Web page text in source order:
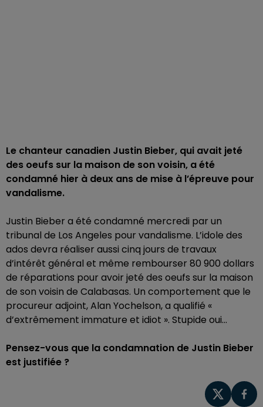
Le chanteur canadien Justin Bieber, qui avait jeté
des oeufs sur la maison de son voisin, a été
condamné hier à deux ans de mise à l’épreuve pour
vandalisme.
Justin Bieber a été condamné mercredi par un
tribunal de Los Angeles pour vandalisme. L’idole des
ados devra réaliser aussi cinq jours de travaux
d’intérêt général et même rembourser 80 900 dollars
de réparations pour avoir jeté des oeufs sur la maison
de son voisin de Calabasas. Un comportement que le
procureur adjoint, Alan Yochelson, a qualifié «
d’extrêmement immature et idiot ». Stupide oui...
Pensez-vous que la condamnation de Justin Bieber
est justifiée ?